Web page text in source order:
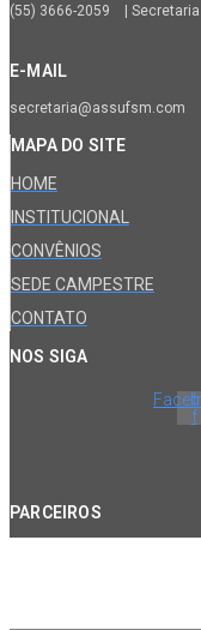
(55) 3666-2059 | Secretaria
E-MAIL
secretaria@assufsm.com
MAPA DO SITE
HOME
INSTITUCIONAL
CONVÊNIOS
SEDE CAMPESTRE
CONTATO
NOS SIGA
f
PARCEIROS